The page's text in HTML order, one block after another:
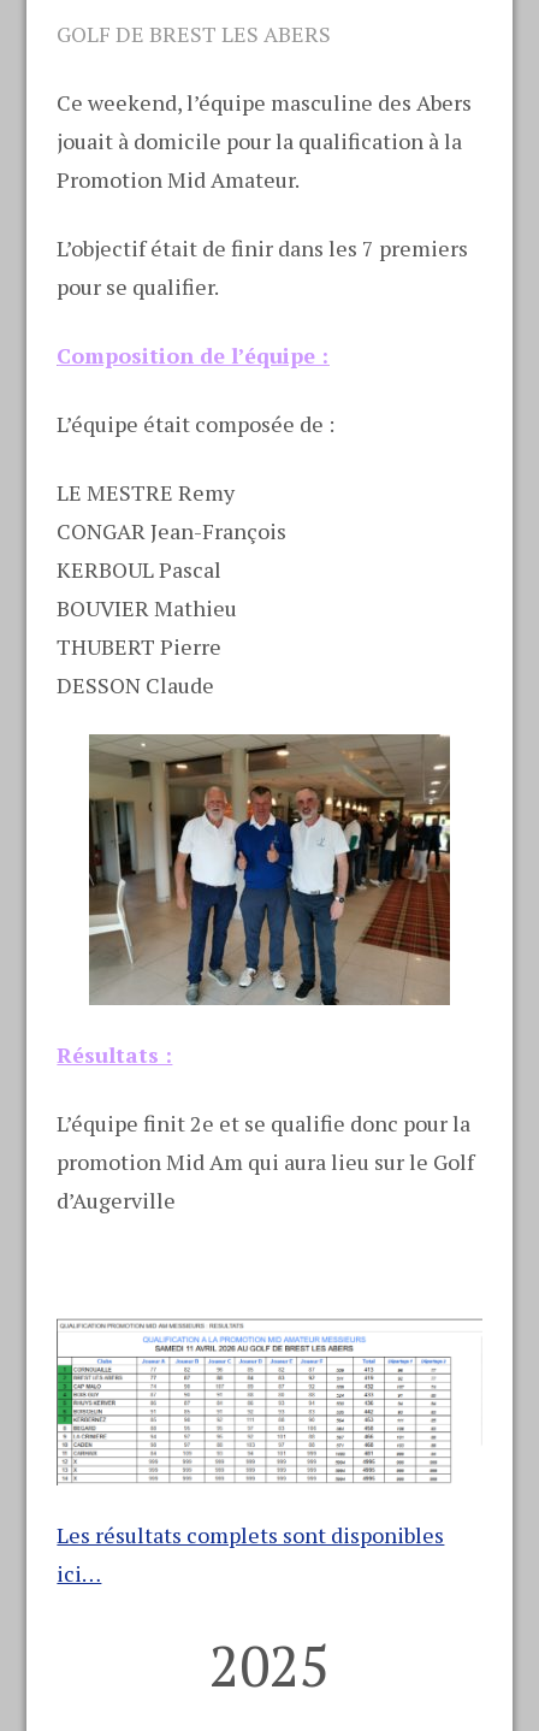
GOLF DE BREST LES ABERS
Ce weekend, l’équipe masculine des Abers
jouait à domicile pour la qualification à la
Promotion Mid Amateur.
L’objectif était de finir dans les 7 premiers
pour se qualifier.
Composition de l’équipe :
L’équipe était composée de :
LE MESTRE Remy
CONGAR Jean-François
KERBOUL Pascal
BOUVIER Mathieu
THUBERT Pierre
DESSON Claude
Résultats :
L’équipe finit 2e et se qualifie donc pour la
promotion Mid Am qui aura lieu sur le Golf
d’Augerville
Les résultats complets sont disponibles
ici…
2025